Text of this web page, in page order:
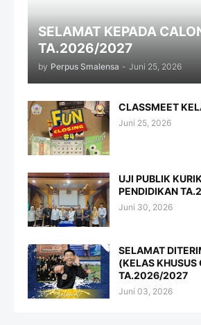
SELAMAT KEPADA
TA.2026/2027
by Perpus Smalensa - Juni 25, 2026
CLASSMEET
Juni 25, 2026
UJI PUBLIK
PENDIDIKAN
Juni 30, 2026
SELAMAT
(KELAS KHUSUS
TA.2026/2027
Juni 03, 2026